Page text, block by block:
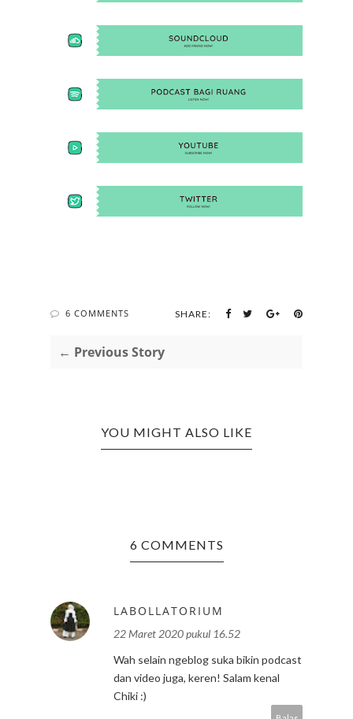
6 COMMENTS SHARE:
← Previous Story
YOU MIGHT ALSO LIKE
6 COMMENTS
LABOLLATORIUM
22 Maret 2020 pukul 16.52
Wah selain ngeblog suka bikin podcast
dan video juga, keren! Salam kenal
Chiki :)